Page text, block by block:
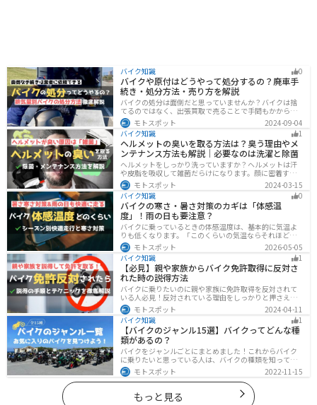
バイク知識 0
バイクや原付はどうやって処分するの？廃車手
続き・処分方法・売り方を解説
バイクの処分は面倒だと思っていませんか？バイクは捨
てるのではなく、出張買取で売ることで手間もかからず
お金にできます。売る以外の選択肢も含めて処分方法を
まとめていますので、バイクを処分しようとしている人
は参考にしてください。
モトスポット
2024-09-04
バイク知識
1
ヘルメットの臭いを取る方法は？臭う理由やメ
ンテナンス方法も解説｜必要なのは洗濯と除菌
ヘルメットをしっかり洗っていますか？ヘルメットは汗
や皮脂を吸収して雑菌だらけになります。顔に密着する
物なのでしっかりと除菌・消臭をする必要があります。
この記事では、ヘルメットをまるっと綺麗にする方法を
まとめました。まだメンテナンスをしたことがないとい
う人はぜひ参考にしてください。
モトスポット
2024-03-15
バイク知識
0
バイクの寒さ・暑さ対策のカギは「体感温
度」！雨の日も要注意？
バイクに乗っているときの体感温度は、基本的に気温よ
りも低くなります。「このくらいの気温ならそれほど寒
くないだろう」そう考えて通常の装備でバイクに乗った
ら大変な目に遭った・・・そんな経験のあるライダーも
多いのではないでしょうか。今回はバイク走行中の体感
温度についてご紹介します。体感温度を考慮した快適走
行のポイントもまとめました。季節や天候を問わずバイ
クに乗る！そんなライダーの方はぜひ参考にしてみてく
ださい。[phtml blog-first-h2-module]バイク走行時の体
感温度は気温より低め？バイク走行時の体感温度は気温
と同じではありません。なぜ
モトスポット
2026-05-05
バイク知識
1
【必見】親や家族からバイク免許取得に反対さ
れた時の説得方法
バイクに乗りたいのに親や家族に免許取得を反対されて
いる人必見！反対されている理由をしっかりと押さえて
おけば相手に理解してもらえます。無闇に説得するので
はなく、誠意を持って対応することが大切です。この記
事では理由や説得の手順、テクニックをまとめました。
モトスポット
2024-04-11
バイク知識
1
【バイクのジャンル15選】バイクってどんな種
類があるの？
バイクをジャンルごとにまとめました！これからバイク
に乗りたいと思っている人は、バイクの種類を知って気
になる1台を見つけましょう。特徴やメリットデメリット
なども記載しているので、デザインだけでなく性能から
もバイクを探せるようになると失敗しないバイク選びば
できるようになります。
モトスポット 2022-11-15
もっと見る